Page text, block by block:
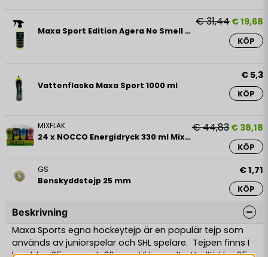
Maxa Sport Edition Agera No Smell Spray 500 ml
€ 31,44 € 19,68
KÖP
Vattenflaska Maxa Sport 1000 ml
€ 5,3
KÖP
MIXFLAK
24 x NOCCO Energidryck 330 ml Mixflak
€ 44,83 € 38,18
KÖP
GS
Benskyddstejp 25 mm
€ 1,71
KÖP
Beskrivning
Maxa Sports egna hockeytejp är en populär tejp som
används av juniorspelar och SHL spelare. Tejpen finns I